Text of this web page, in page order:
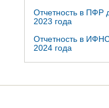
Отчетность в ПФР
2023 года
Отчетность в
2024 года